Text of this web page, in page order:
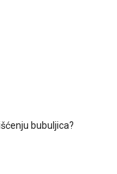
bubuljica?